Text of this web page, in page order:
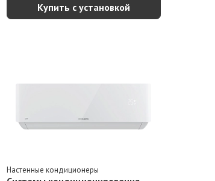
Купить с установкой
Настенные кондиционеры